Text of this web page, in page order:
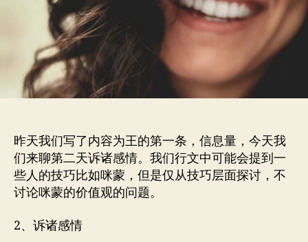
靠
公
众
赚
了
那
钱
（二）-
内
昨天我们写了内容为王的第一条，信息量，今天我
们来聊第二天诉诸感情。我们行文中可能会提到一
些人的技巧比如咪蒙，但是仅从技巧层面探讨，不
讨论咪蒙的价值观的问题。
2、诉诸感情